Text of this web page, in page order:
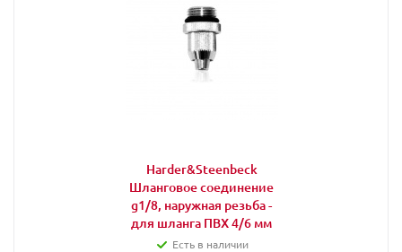
Harder&Steenbeck
Шланговое соединение
g1/8, наружная резьба -
для шланга ПВХ 4/6 мм
Есть в наличии